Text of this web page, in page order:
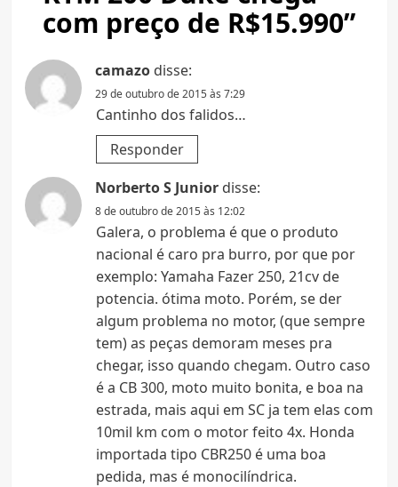
com preço de R$15.990”
camazo disse:
29 de outubro de 2015 às 7:29
Cantinho dos falidos…
Responder
Norberto S Junior disse:
8 de outubro de 2015 às 12:02
Galera, o problema é que o produto
nacional é caro pra burro, por que por
exemplo: Yamaha Fazer 250, 21cv de
potencia. ótima moto. Porém, se der
algum problema no motor, (que sempre
tem) as peças demoram meses pra
chegar, isso quando chegam. Outro caso
é a CB 300, moto muito bonita, e boa na
estrada, mais aqui em SC ja tem elas com
10mil km com o motor feito 4x. Honda
importada tipo CBR250 é uma boa
pedida, mas é monocilíndrica.